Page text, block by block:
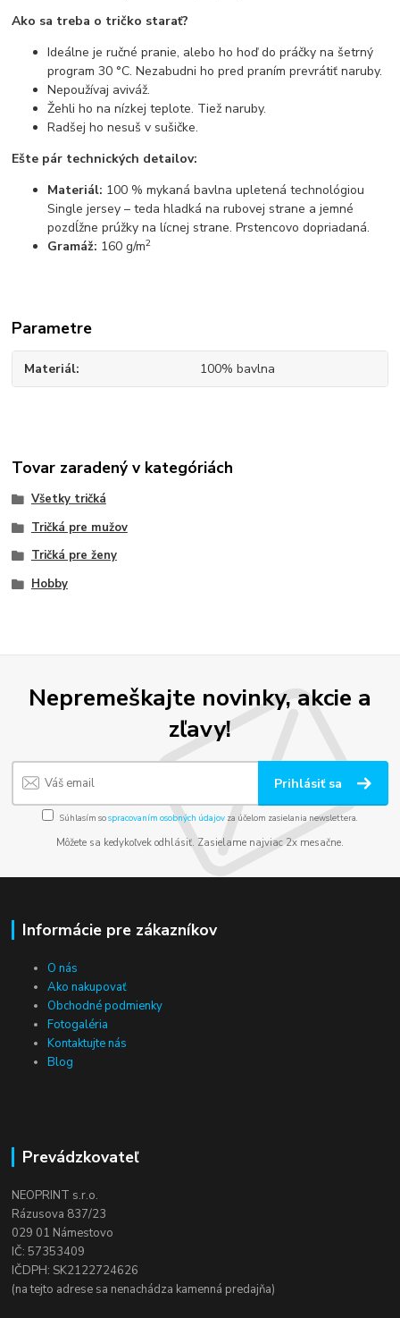
Ako sa treba o tričko starať?
Ideálne je ručné pranie, alebo ho hoď do práčky na šetrný
program 30 °C. Nezabudni ho pred praním prevrátiť naruby.
Nepoužívaj aviváž.
Žehli ho na nízkej teplote. Tiež naruby.
Radšej ho nesuš v sušičke.
Ešte pár technických detailov:
Materiál: 100 % mykaná bavlna upletená technológiou
Single jersey – teda hladká na rubovej strane a jemné
pozdĺžne prúžky na lícnej strane. Prstencovo dopriadaná.
Gramáž: 160 g/m2
Parametre
Materiál 100% bavlna
Tovar zaradený v kategóriách
Všetky tričká
Tričká pre mužov
Tričká pre ženy
Hobby
Nepremeškajte novinky, akcie a
zľavy!
Prihlásiť sa
Súhlasím sospracovaním osobných údajov za účelom zasielania newslettera.
Môžete sa kedykoľvek odhlásiť. Zasielame najviac 2x mesačne.
Informácie pre zákazníkov
O nás
Ako nakupovať
Obchodné podmienky
Fotogaléria
Kontaktujte nás
Blog
Prevádzkovateľ
NEOPRINT s.r.o.
Rázusova 837/23
029 01 Námestovo
IČ: 57353409
IČDPH: SK2122724626
(na tejto adrese sa nenachádza kamenná predajňa)